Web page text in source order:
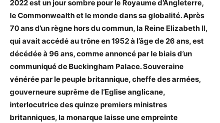
2022 est un jour sombre pour le Royaume d’Angleterre,
le Commonwealth et le monde dans sa globalité. Après
70 ans d’un règne hors du commun, la Reine Elizabeth II,
qui avait accédé au trône en 1952 à l’âge de 26 ans, est
décédée à 96 ans, comme annoncé par le biais d’un
communiqué de Buckingham Palace. Souveraine
vénérée par le peuple britannique, cheffe des armées,
gouverneure suprême de l’Eglise anglicane,
interlocutrice des quinze premiers ministres
britanniques, la monarque laisse une empreinte